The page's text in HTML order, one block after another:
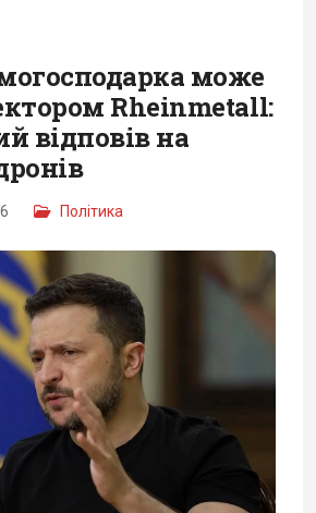
може
Rheinmetall:
відповів на
Політика